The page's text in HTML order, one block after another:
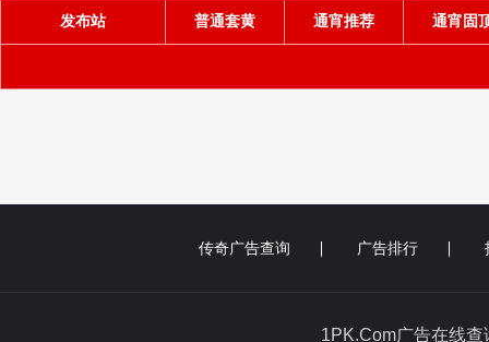
发布站 普通套黄 通宵推荐 通宵固
传奇广告查询 广告排行
1PK.Com广告在